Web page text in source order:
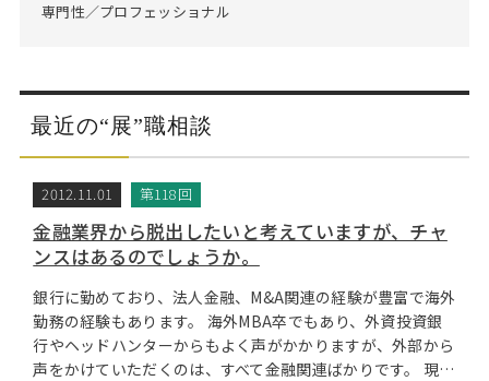
専門性／プロフェッショナル
最近の“展”職相談
2012.11.01 第118回
金融業界から脱出したいと考えていますが、チャ
ンスはあるのでしょうか。
銀行に勤めており、法人金融、M&A関連の経験が豊富で海外
勤務の経験もあります。 海外MBA卒でもあり、外資投資銀
行やヘッドハンターからもよく声がかかりますが、外部から
声をかけていただくのは、すべて金融関連ばかりです。 現…